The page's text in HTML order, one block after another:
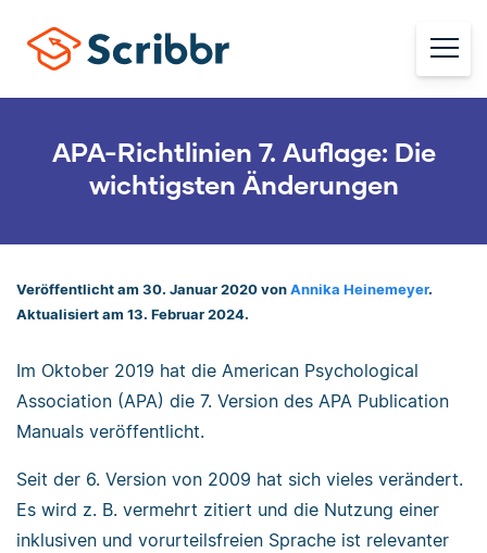
APA-Richtlinien 7. Auflage: Die
wichtigsten Änderungen
Veröffentlicht am 30. Januar 2020 von Annika Heinemeyer.
Aktualisiert am 13. Februar 2024.
Im Oktober 2019 hat die American Psychological
Association (APA) die 7. Version des APA Publication
Manuals veröffentlicht.
Seit der 6. Version von 2009 hat sich vieles verändert.
Es wird z. B. vermehrt zitiert und die Nutzung einer
inklusiven und vorurteilsfreien Sprache ist relevanter